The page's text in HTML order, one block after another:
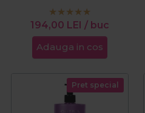
Timeless Water 200ml
194,00 LEI / buc
Adauga in cos
Pret special